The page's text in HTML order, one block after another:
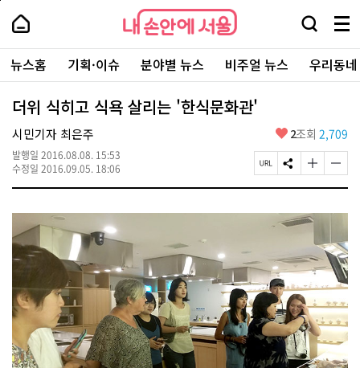
본
로
가
내
손
안
에
서
울
-
서
울
시
대
표
소
포
내
손
에
울
검
창
열
기
메
뉴
전
체
보
주
요
서
뉴스홈 기획·이슈 분야별 뉴스 비주얼 뉴스 우리동
더위 식히고 식욕 살리는 '한식문화관'
시민기자 최은주
발행일 2016.08.08. 15:53
수정일 2016.09.05. 18:06
좋
요
2조회 2,709
페
이
U
R
사
S
N
공
유
글
자
기
크
변
경
하
기
글
자
기
게
변
경
하
기
페
상
단
로